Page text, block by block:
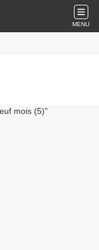
MENU